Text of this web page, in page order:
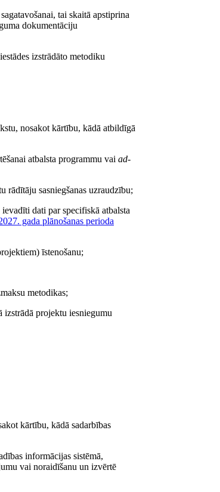
tai skaitā apstiprina
dokumentāciju
izstrādāto metodiku
nosakot kārtību, kādā atbildīgā
atbalsta programmu vai ad-
rādītāju sasniegšanas uzraudzību;
dati par specifiskā atbalsta
gada plānošanas perioda
īstenošanu;
metodikas;
projektu iesniegumu
kārtību, kādā sadarbības
informācijas sistēmā,
vai noraidīšanu un izvērtē